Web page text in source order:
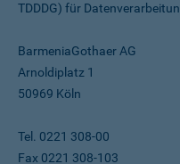
TDDDG) für
BarmeniaGothaer AG
Arnoldiplatz 1
50969 Köln
Tel. 0221 308-00
Fax 0221 308-103